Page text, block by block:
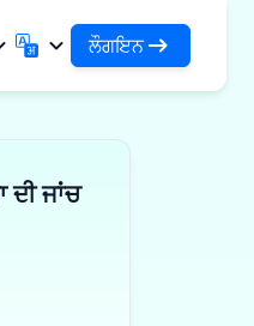
বাংলা
ਲੌਗਇਨ
ਲੌਗਇਨ ਕਰੋ
ਜਾਂਚ